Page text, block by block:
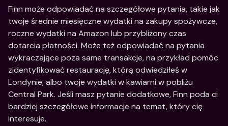
Finn może odpowiadać na szczegółowe pytania, takie jak
twoje średnie miesięczne wydatki na zakupy spożywcze,
roczne wydatki na Amazon lub przybliżony czas
dotarcia płatności. Może też odpowiadać na pytania
wykraczające poza same transakcje, na przykład pomóc
zidentyfikować restaurację, którą odwiedziłeś w
Londynie, albo twoje wydatki w kawiarni w pobliżu
Central Park. Jeśli masz pytanie dodatkowe, Finn poda ci
bardziej szczegółowe informacje na temat, który cię
interesuje.